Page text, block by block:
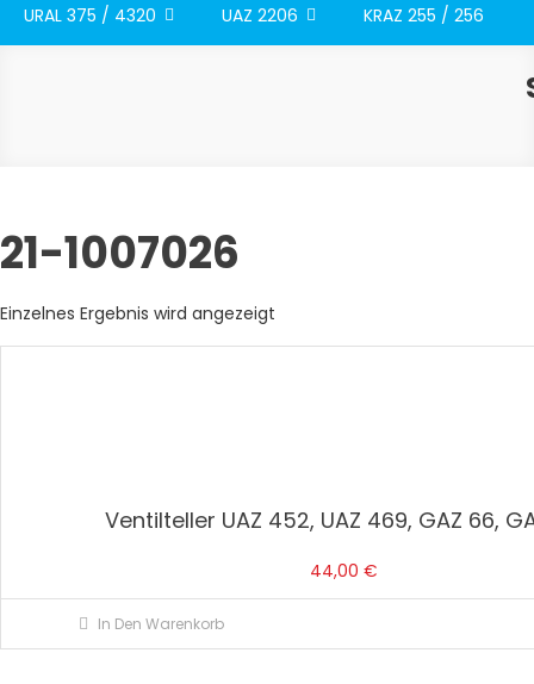
URAL 375 / 4320 UAZ 2206 KRAZ 255 / 256
21-1007026
Einzelnes Ergebnis wird angezeigt
Ventilteller UAZ 452, UAZ 469, GAZ 66,
44,00 €
In Den Warenkorb